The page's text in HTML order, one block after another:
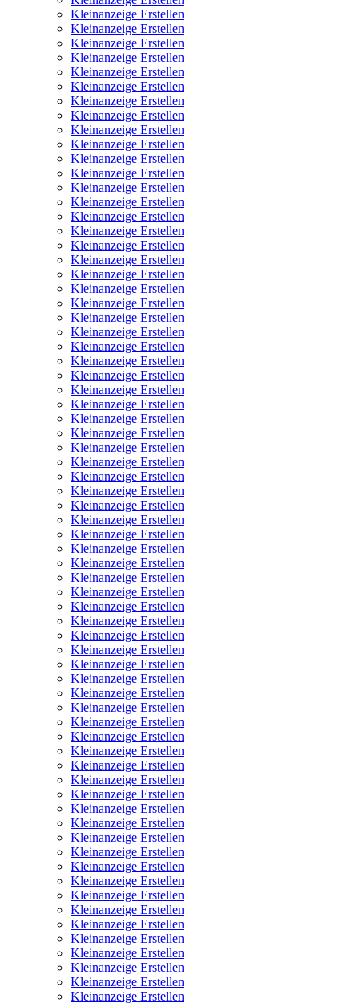
Kleinanzeige Erstellen
Kleinanzeige Erstellen
Kleinanzeige Erstellen
Kleinanzeige Erstellen
Kleinanzeige Erstellen
Kleinanzeige Erstellen
Kleinanzeige Erstellen
Kleinanzeige Erstellen
Kleinanzeige Erstellen
Kleinanzeige Erstellen
Kleinanzeige Erstellen
Kleinanzeige Erstellen
Kleinanzeige Erstellen
Kleinanzeige Erstellen
Kleinanzeige Erstellen
Kleinanzeige Erstellen
Kleinanzeige Erstellen
Kleinanzeige Erstellen
Kleinanzeige Erstellen
Kleinanzeige Erstellen
Kleinanzeige Erstellen
Kleinanzeige Erstellen
Kleinanzeige Erstellen
Kleinanzeige Erstellen
Kleinanzeige Erstellen
Kleinanzeige Erstellen
Kleinanzeige Erstellen
Kleinanzeige Erstellen
Kleinanzeige Erstellen
Kleinanzeige Erstellen
Kleinanzeige Erstellen
Kleinanzeige Erstellen
Kleinanzeige Erstellen
Kleinanzeige Erstellen
Kleinanzeige Erstellen
Kleinanzeige Erstellen
Kleinanzeige Erstellen
Kleinanzeige Erstellen
Kleinanzeige Erstellen
Kleinanzeige Erstellen
Kleinanzeige Erstellen
Kleinanzeige Erstellen
Kleinanzeige Erstellen
Kleinanzeige Erstellen
Kleinanzeige Erstellen
Kleinanzeige Erstellen
Kleinanzeige Erstellen
Kleinanzeige Erstellen
Kleinanzeige Erstellen
Kleinanzeige Erstellen
Kleinanzeige Erstellen
Kleinanzeige Erstellen
Kleinanzeige Erstellen
Kleinanzeige Erstellen
Kleinanzeige Erstellen
Kleinanzeige Erstellen
Kleinanzeige Erstellen
Kleinanzeige Erstellen
Kleinanzeige Erstellen
Kleinanzeige Erstellen
Kleinanzeige Erstellen
Kleinanzeige Erstellen
Kleinanzeige Erstellen
Kleinanzeige Erstellen
Kleinanzeige Erstellen
Kleinanzeige Erstellen
Kleinanzeige Erstellen
Kleinanzeige Erstellen
Kleinanzeige Erstellen